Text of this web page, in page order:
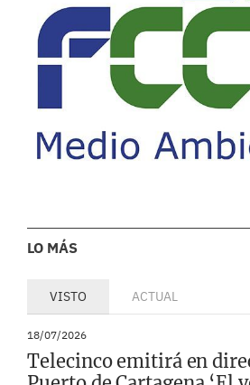
LO MÁS
VISTO ACTUAL
18/07/2026
Telecinco emitirá en